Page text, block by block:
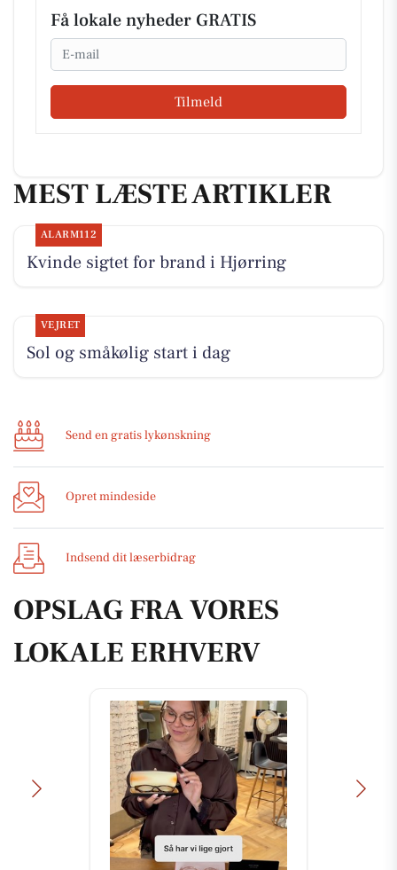
Få lokale nyheder GRATIS
Email
Tilmeld
MEST LÆSTE ARTIKLER
ALARM112
Kvinde sigtet for brand i Hjørring
VEJRET
Sol og småkølig start i dag
Send en gratis lykønskning
Opret mindeside
Indsend dit læserbidrag
OPSLAG FRA VORES
LOKALE ERHVERV